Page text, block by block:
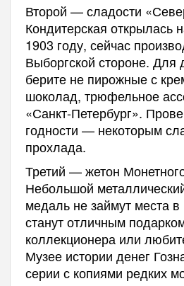
Второй — сладости
Кондитерская открылась
1903 году, сейчас
Выборгской стороне. Для
берите не пирожные с
шоколад, трюфельное
«Санкт-Петербург».
годности — некоторым
прохлада.
Третий — жетон
Небольшой
медаль не займут места
станут отличным
коллекционера или
Музее истории денег
серии с копиями редких